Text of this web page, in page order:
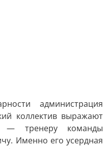
администрация
коллектив выражают
— тренеру команды
Именно его усердная